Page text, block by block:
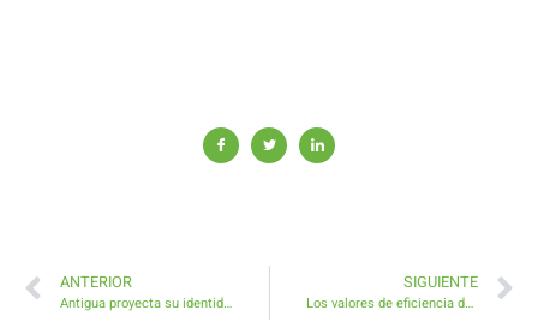
ANTERIOR
Antigua proyecta su identidad gastronómica en Madrid Fusión 2026
SIGUIENTE
Los valores de eficiencia de Aguas de Antigua alcanzan el 96% de rendimiento hídrico en Caleta de Fuste y Costa de Antigua